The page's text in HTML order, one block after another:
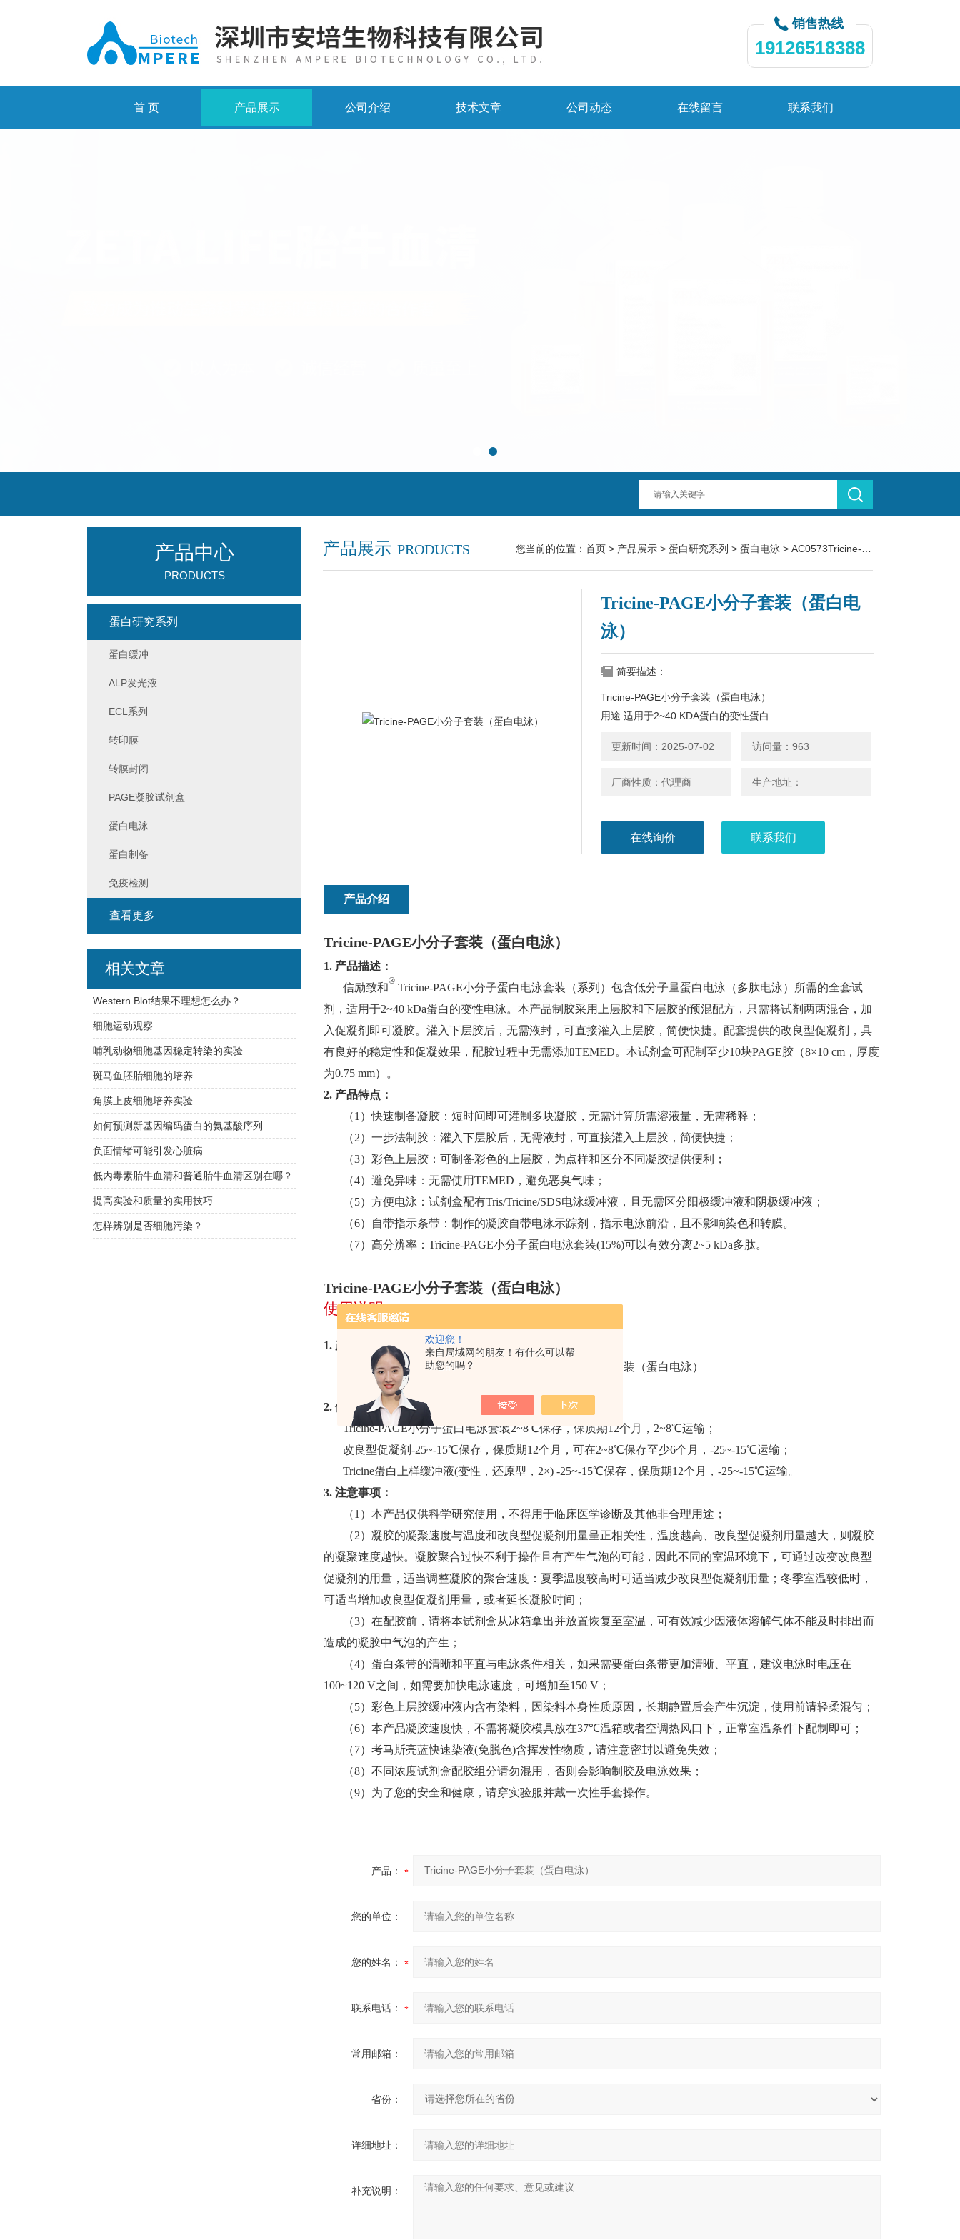
欢迎您！
来自局域网的朋友！有什么可以帮
助您的吗？
销售热线
19126518388
首 页 产品展示 公司介绍 技术文章 公司动态 在线留言 联系我们
产品展示 PRODUCTS 您当前的位置： 首页 > 产品展示 > 蛋白研究系列 > 蛋白电泳 > AC0573Tricine-PAGE小分子套装（蛋白电泳）
Tricine-PAGE小分子套装（蛋白电
泳）
简要描述：
Tricine-PAGE小分子套装（蛋白电泳）
用途 适用于2~40 KDA蛋白的变性蛋白
更新时间：2025-07-02 访问量：963
厂商性质：代理商 生产地址：
在线询价 联系我们
产品介绍
Tricine-PAGE小分子套装（蛋白电泳）
1. 产品描述 ：
信励致和
®
Tricine-PAGE小分子蛋白电泳套装（系列）包含低分子量蛋白电泳（多肽电泳）所需的全套试
剂，适用于2~40 kDa蛋白的变性电泳。本产品制胶采用上层胶和下层胶的预混配方，只需将试剂两两混合，加
入促凝剂即可凝胶。灌入下层胶后，无需液封，可直接灌入上层胶，简便快捷。配套提供的改良型促凝剂，具
有良好的稳定性和促凝效果，配胶过程中无需添加TEMED。本试剂盒可配制至少10块PAGE胶（8×10 cm，厚度
为0.75 mm）。
2. 产品特点 ：
（1）快速制备凝胶：短时间即可灌制多块凝胶，无需计算所需溶液量，无需稀释；
（2）一步法制胶：灌入下层胶后，无需液封，可直接灌入上层胶，简便快捷；
（3）彩色上层胶：可制备彩色的上层胶，为点样和区分不同凝胶提供便利；
（4）避免异味：无需使用TEMED，避免恶臭气味；
（5）方便电泳：试剂盒配有Tris/Tricine/SDS电泳缓冲液，且无需区分阳极缓冲液和阴极缓冲液；
（6）自带指示条带：制作的凝胶自带电泳示踪剂，指示电泳前沿，且不影响染色和转膜。
（7） 高分辨率：Tricine-PAGE小分子蛋白电泳套装(15%)可以有效分离2~5 kDa多肽。
Tricine-PAGE小分子套装（蛋白电泳）
使用说明
1. 产品组分：
2. 储运条件：
Tricine-PAGE小分子蛋白电泳套装2~8℃保存，保质期12个月，2~8℃运输；
改良型促凝剂-25~-15℃保存，保质期12个月，可在2~8℃保存至少6个月，-25~-15℃运输；
Tricine蛋白上样缓冲液(变性，还原型，2×) -25~-15℃保存，保质期12个月，-25~-15℃运输。
3. 注意事项：
（1） 本产品仅供科学研究使用，不得用于临床医学诊断及其他非合理用途；
（2） 凝胶的凝聚速度与温度和改良型促凝剂用量呈正相关性，温度越高、改良型促凝剂用量越大，则凝胶
的凝聚速度越快。凝胶聚合过快不利于操作且有产生气泡的可能，因此不同的室温环境下，可通过改变改良型
促凝剂的用量，适当调整凝胶的聚合速度：夏季温度较高时可适当减少改良型促凝剂用量；冬季室温较低时，
可适当增加改良型促凝剂用量，或者延长凝胶时间；
（3） 在配胶前，请将本试剂盒从冰箱拿出并放置恢复至室温，可有效减少因液体溶解气体不能及时排出而
造成的凝胶中气泡的产生；
（4） 蛋白条带的清晰和平直与电泳条件相关，如果需要蛋白条带更加清晰、平直，建议电泳时电压在
100~120 V之间，如需要加快电泳速度，可增加至150 V；
（5） 彩色上层胶缓冲液内含有染料，因染料本身性质原因，长期静置后会产生沉淀，使用前请轻柔混匀；
（6） 本产品凝胶速度快，不需将凝胶模具放在37℃温箱或者空调热风口下，正常室温条件下配制即可；
（7） 考马斯亮蓝快速染液(免脱色)含挥发性物质，请注意密封以避免失效；
（8） 不同浓度试剂盒配胶组分请勿混用，否则会影响制胶及电泳效果；
（9） 为了您的安全和健康，请穿实验服并戴一次性手套操作。
产品：
您的单位：
您的姓名：
联系电话：
常用邮箱：
省份：
详细地址：
补充说明：
产品中心
PRODUCTS
蛋白研究系列
蛋白缓冲
ALP发光液
ECL系列
转印膜
转膜封闭
PAGE凝胶试剂盒
蛋白电泳
蛋白制备
免疫检测
查看更多
相关文章
Western Blot结果不理想怎么办？
细胞运动观察
哺乳动物细胞基因稳定转染的实验
斑马鱼胚胎细胞的培养
角膜上皮细胞培养实验
如何预测新基因编码蛋白的氨基酸序列
负面情绪可能引发心脏病
低内毒素胎牛血清和普通胎牛血清区别在哪？
提高实验和质量的实用技巧
怎样辨别是否细胞污染？